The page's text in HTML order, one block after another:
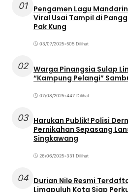
01
Pengamen Lagu
Viral Usai Tampil di
Pak Kung
03/07/2025•505 Dilihat
02 Warga Pinangsia Sulap
“Kampung Pelangi”
07/08/2025•447 Dilihat
03 Harukan Publik! Polisi
Pernikahan Sepasang
Singkawang
26/06/2025•331 Dilihat
04 Durian Nile Resmi
Limapuluh Kota Siap